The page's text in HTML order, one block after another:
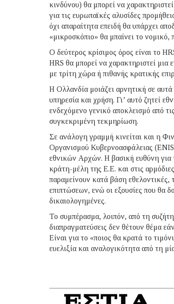
κινδύνου) θα μπορεί να
για τις ευρωπαϊκές αλυσίδες
όχι απαραίτητα επειδή θα υπάρχει
«μικροσκόπιο» θα μπαίνει το νομικό,
Ο δεύτερος κρίσιμος όρος είναι το
HRS θα μπορεί να χαρακτηριστεί μια
με τρίτη χώρα ή πιθανής κρατικής
Η Ολλανδία μοιάζει αρνητική σε
υπηρεσία και χρήση. Γι’ αυτό ζητεί
ενδεχόμενο γενικό αποκλεισμό από
συγκεκριμένη τεκμηρίωση.
Σε ανάλογη γραμμή κινείται και η
Οργανισμού Κυβερνοασφάλειας
εθνικών Αρχών. Η βασική ευθύνη για
κράτη-μέλη της Ε.Ε. και στις
παραμείνουν κατά βάση εθελοντικές,
επιπτώσεων, ενώ οι εξουσίες που θα
δικαιολογημένες.
Το συμπέρασμα, λοιπόν, από τη
διαπραγματεύσεις δεν θέτουν θέμα
Είναι για το «ποιος θα κρατά το
ευελιξία και αναλογικότητα από τη